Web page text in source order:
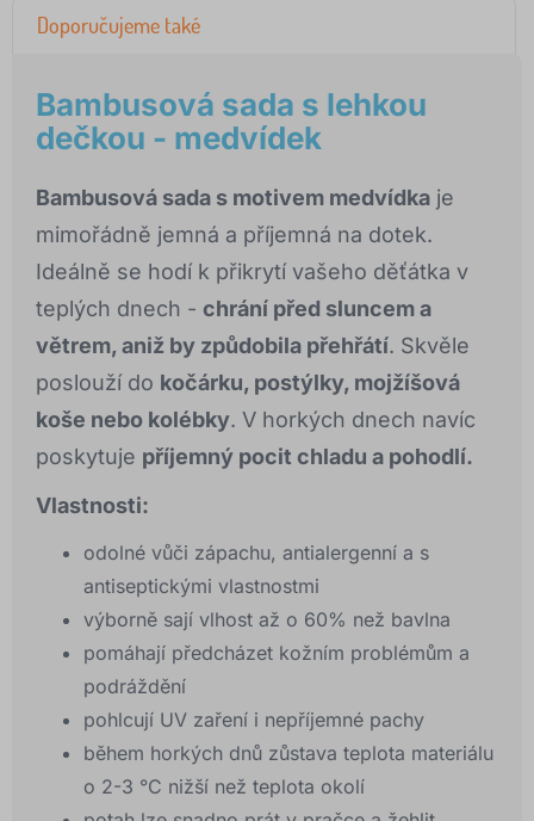
Doporučujeme také
Bambusová sada s lehkou
dečkou - medvídek
Bambusová sada s motivem medvídka je
mimořádně jemná a příjemná na dotek.
Ideálně se hodí k přikrytí vašeho děťátka v
teplých dnech - chrání před sluncem a
větrem, aniž by způdobila přehřátí. Skvěle
poslouží do kočárku, postýlky, mojžíšová
koše nebo kolébky. V horkých dnech navíc
poskytuje příjemný pocit chladu a pohodlí.
Vlastnosti:
odolné vůči zápachu, antialergenní a s
antiseptickými vlastnostmi
výborně sají vlhost až o 60% než bavlna
pomáhají předcházet kožním problémům a
podráždění
pohlcují UV zaření i nepříjemné pachy
během horkých dnů zůstava teplota materiálu
o 2-3 °C nižší než teplota okolí